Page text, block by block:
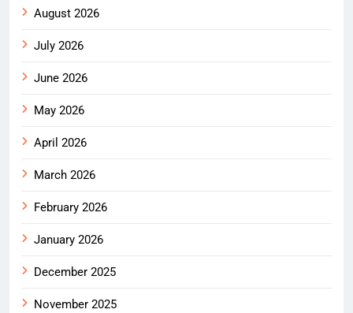
August 2026
July 2026
June 2026
May 2026
April 2026
March 2026
February 2026
January 2026
December 2025
November 2025